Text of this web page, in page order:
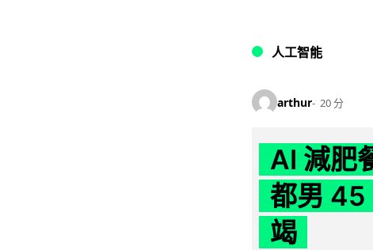
人工智能
arthur 20 分
AI 減肥
都男 45
竭